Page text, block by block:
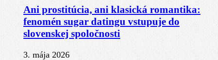
Ani prostitúcia, ani klasická romantika:
fenomén sugar datingu vstupuje do
slovenskej spoločnosti
3. mája 2026